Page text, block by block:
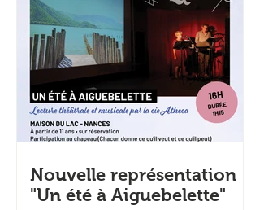
Nouvelle représentation
"Un été à Aiguebelette"